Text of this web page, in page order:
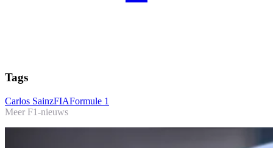
Tags
Carlos SainzFIAFormule 1
Meer F1-nieuws